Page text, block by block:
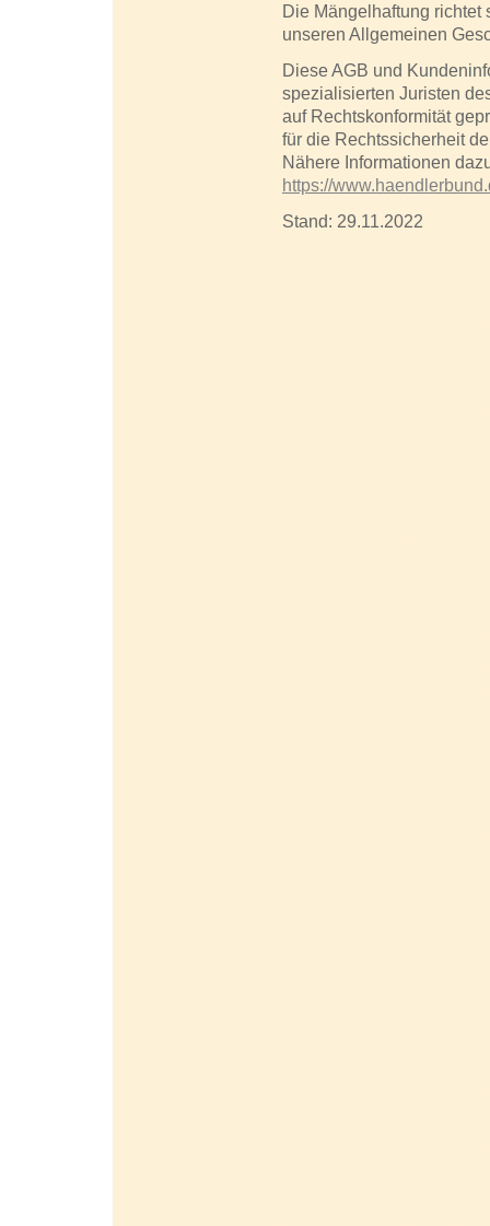
Die Mängelhaftung
unseren Allgemeinen
Diese AGB und
spezialisierten Juristen
auf Rechtskonformität
für die Rechtssicherheit
Nähere Informationen
https://
Stand: 29.11.2022